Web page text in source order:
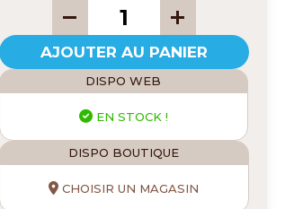
AJOUTER AU PANIER
DISPO WEB
EN STOCK !
DISPO BOUTIQUE
CHOISIR UN MAGASIN